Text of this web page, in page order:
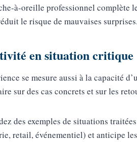
professionnel complète
le risque de mauvaises surprises.
en situation critique
se mesure aussi à la capacité
sur des cas concrets et sur les
des exemples de situations
retail, événementiel) et anticipe